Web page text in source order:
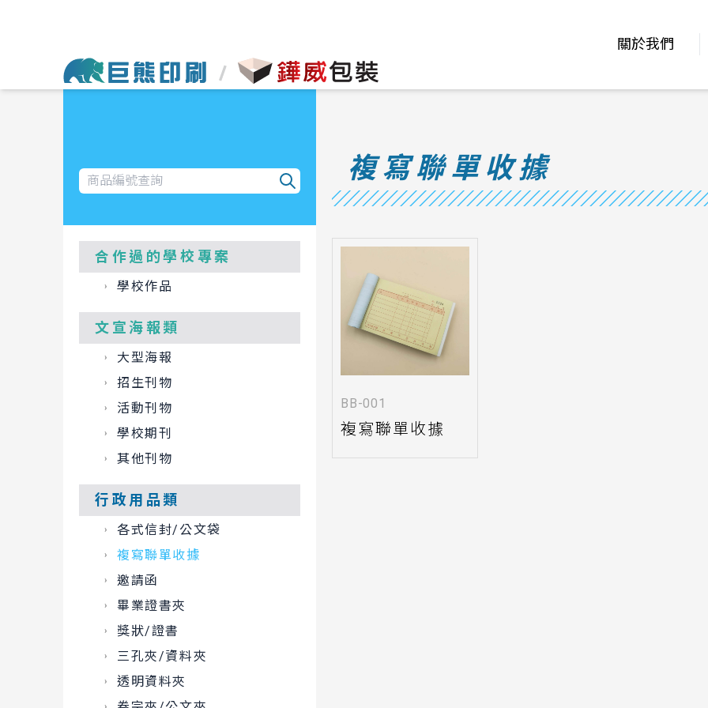
關於我們
合作過的學校專案
學校作品
文宣海報類
大型海報
招生刊物
活動刊物
學校期刊
其他刊物
行政用品類
各式信封/公文袋
複寫聯單收據
邀請函
畢業證書夾
獎狀/證書
三孔夾/資料夾
透明資料夾
複寫聯單收據
BB-001
複寫聯單收據